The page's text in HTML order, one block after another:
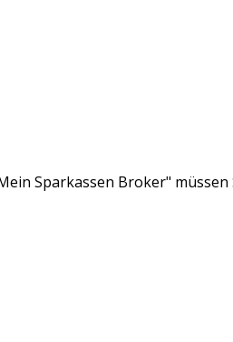
Sparkassen Broker"